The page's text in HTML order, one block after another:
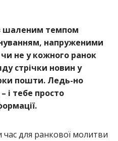
шаленим темпом
напруженими
не у кожного ранок
стрічки новин у
пошти. Ледь-но
і тебе просто
для ранкової молитви